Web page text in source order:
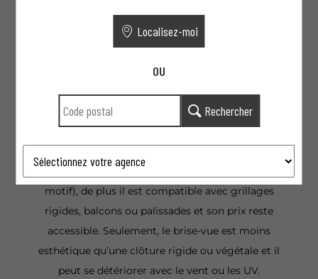
Brise-vue : la solution occultante modulable
Le brise-vue est une option efficace pour protéger
son intimité rapidement, notamment en milieu
immédiate et personnalisable (densité, couleur,
motif), de plus il est compatible avec grillages
rigides, balcons ou palissades et son prix reste
accessible. Seulement, le brise-vue est moins
esthétique qu’une clôture rigide ou végétale et il
peut se détériorer avec le vent ou les UV.
Localisez-moi
OU
Rechercher